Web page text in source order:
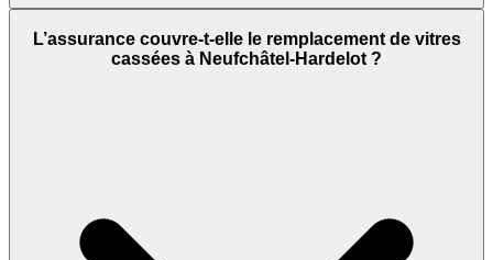
L’assurance couvre-t-elle le remplacement de vitres
cassées à Neufchâtel-Hardelot ?